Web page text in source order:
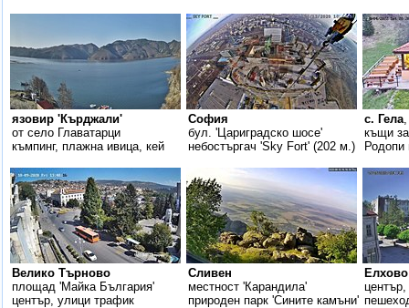
язовир 'Кърджали'
от село Главатарци
къмпинг, плажна ивица, кей
София
бул. 'Цариградско шосе'
небостъргач 'Sky Fort' (202 м.)
с. Гела,
къщи
Родопи
Велико Търново
площад 'Майка България'
център, улици трафик
Сливен
местност 'Карандила'
природен парк 'Сините камъни'
Елхово